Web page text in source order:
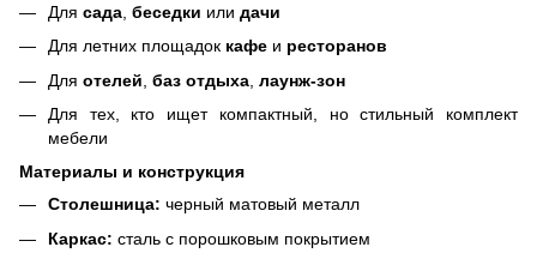
Для сада беседки или дачи
Для летних площадок кафе и ресторанов
Для отелей баз отдыха лаунж-зон
Для тех, кто ищет компактный, но стильный комплект
мебели
Материалы и конструкция
Столешница: черный матовый металл
Каркас: сталь с порошковым покрытием